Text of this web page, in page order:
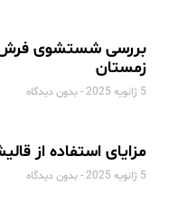
بررسی شستشوی
زمستان
5 ژانویه 2025 بدون دیدگاه
مزایای استفاده از
5 ژانویه 2025 بدون دیدگاه